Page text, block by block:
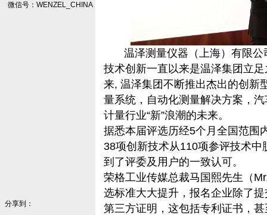
微信号：WENZEL_CHINA
分享到：
温泽测量仪器（上海）有限
技术创新一直以来是温泽集团立
来, 温泽集团不断推出杰出的创新
量系统，自动化测量解决方案，
计量行业“新”浪潮的未来。
据悉本届评选历经5个月全国范围
38项创新技术从110项参评技术
到了评委及用户的一致认可。
荣格工业传媒总裁马国熙先生（
选标准大大提升，报名企业除了
第三方证明，这包括专利证书，